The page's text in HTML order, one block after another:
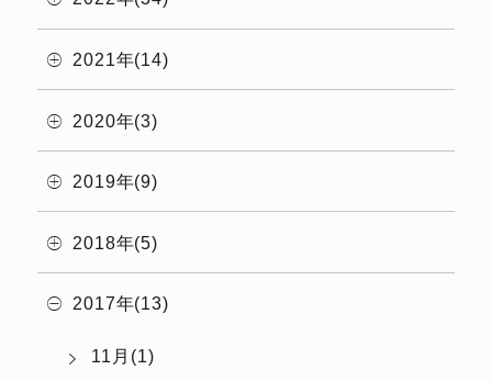
2021年(14)
2020年(3)
2019年(9)
2018年(5)
2017年(13)
11月(1)